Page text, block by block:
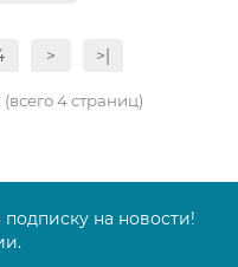
> >|
4 страниц)
на новости!